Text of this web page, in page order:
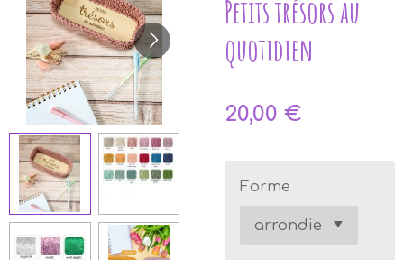
Petits trésors au
quotidien
20,00 €
Forme